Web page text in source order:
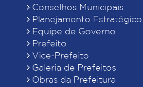
Conselhos Municipais
Planejamento Estratégico
Equipe de Governo
Prefeito
Vice-Prefeito
Galeria de Prefeitos
Obras da Prefeitura